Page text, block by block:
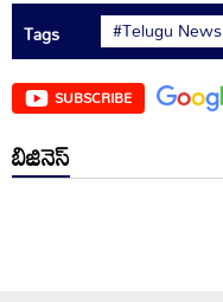
Tags #Telugu News
SUBSCRIBE
బిజినెస్